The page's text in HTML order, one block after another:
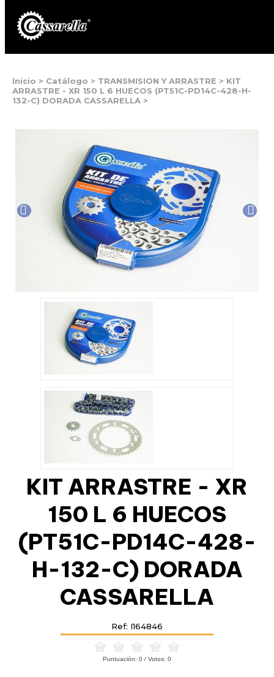
Inicio > Catálogo > TRANSMISION Y ARRASTRE > KIT
ARRASTRE - XR 150 L 6 HUECOS (PT51C-PD14C-428-H-
132-C) DORADA CASSARELLA >
KIT ARRASTRE - XR
150 L 6 HUECOS
(PT51C-PD14C-428-
H-132-C) DORADA
CASSARELLA
Ref: I164846
Puntuación: 0 / Votos: 0